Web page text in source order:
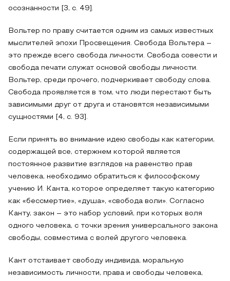
осознанности [3, с. 49].
Вольтер по праву считается одним из самых известных
мыслителей эпохи Просвещения. Свобода Вольтера –
это прежде всего свобода личности. Свобода совести и
свобода печати служат основой свободы личности.
Вольтер, среди прочего, подчеркивает свободу слова.
Свобода проявляется в том, что люди перестают быть
зависимыми друг от друга и становятся независимыми
сущностями [4, с. 93].
Если принять во внимание идею свободы как категории,
содержащей все, стержнем которой является
постоянное развитие взглядов на равенство прав
человека, необходимо обратиться к философскому
учению И. Канта, которое определяет такую категорию
как «бессмертие», «душа», «свобода воли». Согласно
Канту, закон – это набор условий, при которых воля
одного человека, с точки зрения универсального закона
свободы, совместима с волей другого человека.
Кант отстаивает свободу индивида, моральную
независимость личности, права и свободы человека,